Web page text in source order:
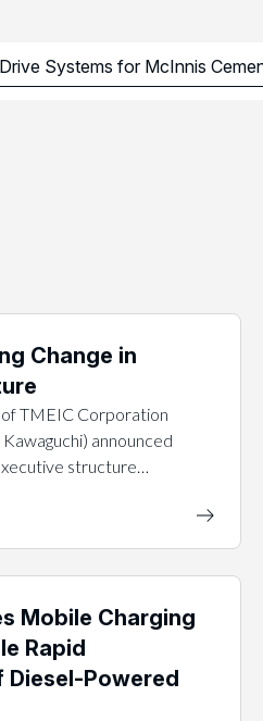
Change in
TMEIC Corporation
announced
structure…
Mobile Charging
Rapid
Powered